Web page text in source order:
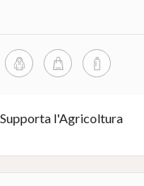
Supporta l'Agricoltura